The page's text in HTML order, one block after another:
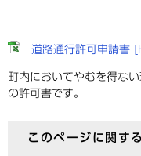
道路通行許可申請書
町内においてやむを得な
の許可書です。
このページに関す